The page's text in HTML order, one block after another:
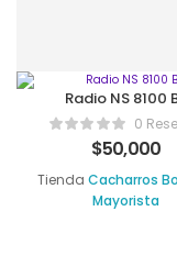
Radio NS 8100
0
$50,000
Tienda Cacharros
Mayorista